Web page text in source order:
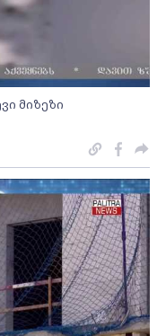
მიზეზი